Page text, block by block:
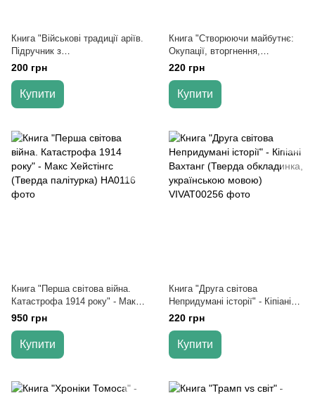
Книга "Військові традиції аріїв.
Підручник з
давньослов'янського бойового
мистецтва" - Георгій Сидоров
200 грн
Купити
Книга "Створюючи майбутнє:
Окупації, вторгнення,
імперське мислення та
стабільність" - Ноам Хомський
220 грн
Купити
Книга "Перша світова війна.
Катастрофа 1914 року" - Макс
Хейстінгс (Тверда палітурка)
950 грн
Купити
Книга "Друга світова
Непридумані історії" - Кіпіані
Вахтанг (Тверда обкладинка,
українською мовою)
220 грн
Купити